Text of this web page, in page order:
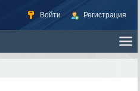
Войти Регистрация